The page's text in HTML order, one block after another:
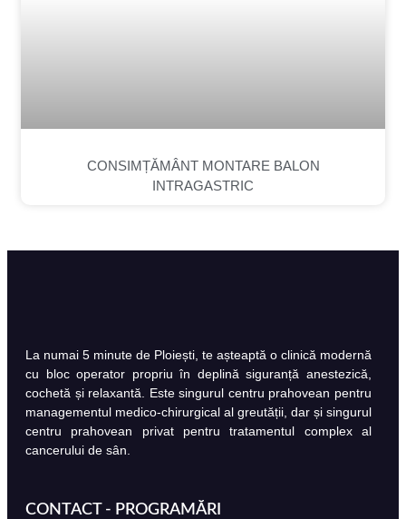
CONSIMȚĂMÂNT MONTARE BALON
INTRAGASTRIC
La numai 5 minute de Ploiești, te așteaptă o clinică modernă
cu bloc operator propriu în deplină siguranță anestezică,
cochetă și relaxantă. Este singurul centru prahovean pentru
managementul medico-chirurgical al greutății, dar și singurul
centru prahovean privat pentru tratamentul complex al
cancerului de sân.
CONTACT - PROGRAMĂRI